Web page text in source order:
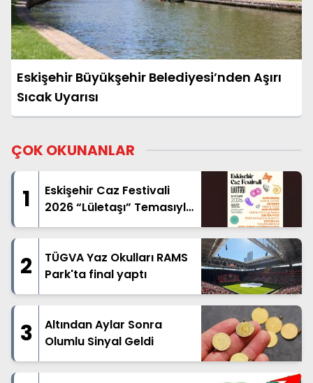
Eskişehir Büyükşehir Belediyesi’nden Aşırı
Sıcak Uyarısı
ÇOK OKUNANLAR
1
Eskişehir Caz Festivali
2026 “Lületaşı” Temasıyla
Geliyor
2
TÜGVA Yaz Okulları RAMS
Park'ta final yaptı
3
Altından Aylar Sonra
Olumlu Sinyal Geldi